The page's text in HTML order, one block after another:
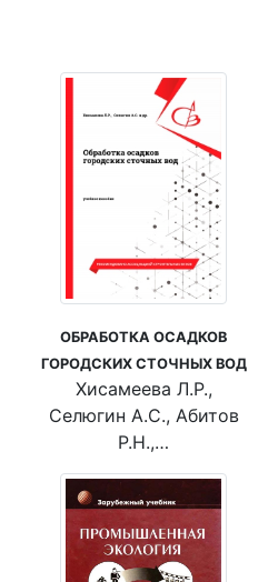
ОБРАБОТКА ОСАДКОВ
ГОРОДСКИХ СТОЧНЫХ ВОД
Хисамеева Л.Р.,
Селюгин А.С., Абитов
Р.Н.,…